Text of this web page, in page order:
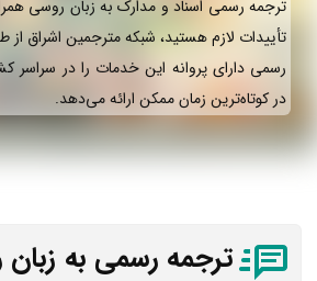
ترجمه رسمی اسناد و مدارک به زبان روسی
تأییدات لازم هستید، شبکه مترجمین اشراق از
رسمی دارای پروانه این خدمات را در سراسر
در کوتاه‌ترین زمان ممکن ارائه می‌دهد.
ترجمه رسمی به زبان